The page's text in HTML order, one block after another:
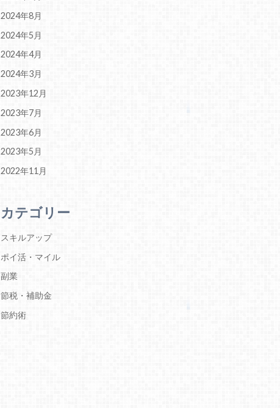
2024年8月
2024年5月
2024年4月
2024年3月
2023年12月
2023年7月
2023年6月
2023年5月
2022年11月
カテゴリー
スキルアップ
ポイ活・マイル
副業
節税・補助金
節約術